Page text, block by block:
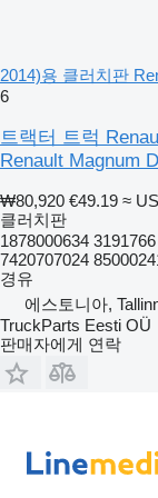
2014)용 클러치판
6
트랙터 트럭
Renault Magnum
₩80,920 €49.19 ≈
클러치판
1878000634
7420707024
경유
에스토니아,
TruckParts Eesti OÜ
판매자에게 연락